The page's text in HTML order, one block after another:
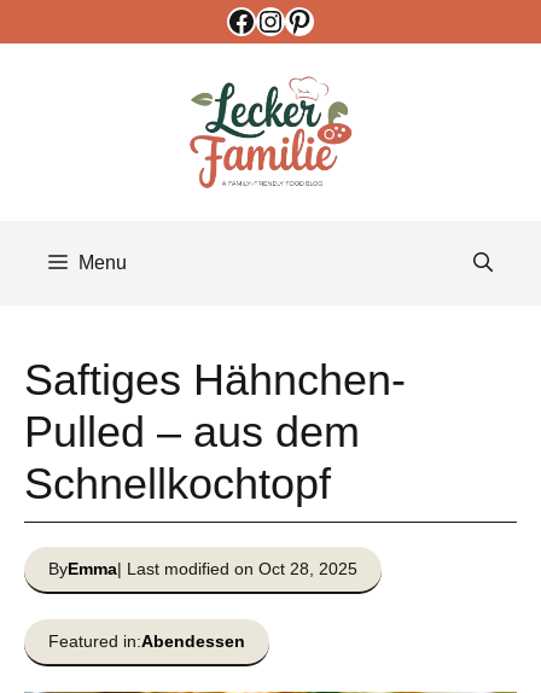
Facebook
Instagram
Pinterest
Menu
Saftiges Hähnchen-
Pulled – aus dem
Schnellkochtopf
ByEmma| Last modified on Oct 28, 2025
Featured in:Abendessen